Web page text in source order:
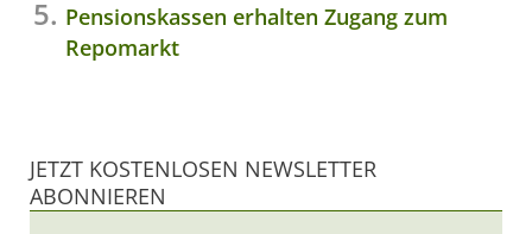
Pensionskassen erhalten Zugang zum
Repomarkt
JETZT KOSTENLOSEN NEWSLETTER
ABONNIEREN